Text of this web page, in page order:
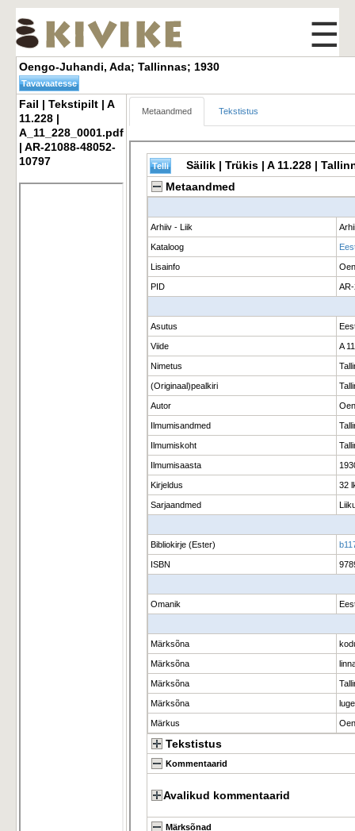
☰
Oengo-Juhandi, Ada; Tallinnas; 1930
Fail | Tekstipilt | A
11.228 |
A_11_228_0001.pdf
| AR-21088-48052-
10797
Metaandmed Tekstistus